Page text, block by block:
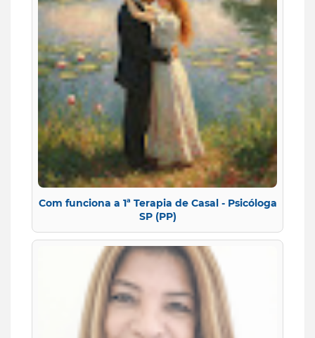
Com funciona a 1ª Terapia de Casal - Psicóloga
SP (PP)